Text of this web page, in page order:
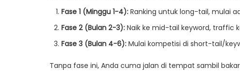
Fase 1 (Minggu 1-4): Ranking untuk long-tail, mulai
Fase 2 (Bulan 2-3): Naik ke mid-tail keyword, traffic
Fase 3 (Bulan 4-6): Mulai kompetisi di short-tail/
Tanpa fase ini, Anda cuma jalan di tempat sambil